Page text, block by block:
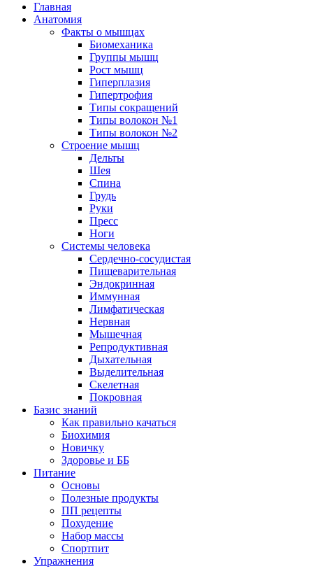
Главная
Анатомия
Факты о мышцах
Биомеханика
Группы мышц
Рост мышц
Гиперплазия
Гипертрофия
Типы сокращений
Типы волокон №1
Типы волокон №2
Строение мышц
Дельты
Шея
Спина
Грудь
Руки
Пресс
Ноги
Системы человека
Сердечно-сосудистая
Пищеварительная
Эндокринная
Иммунная
Лимфатическая
Нервная
Мышечная
Репродуктивная
Дыхательная
Выделительная
Скелетная
Покровная
Базис знаний
Как правильно качаться
Биохимия
Новичку
Здоровье и ББ
Питание
Основы
Полезные продукты
ПП рецепты
Похудение
Набор массы
Спортпит
Упражнения